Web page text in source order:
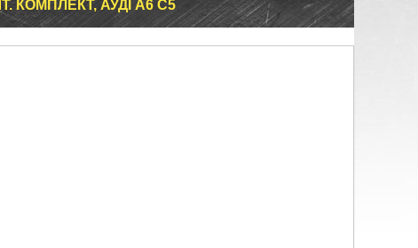
КОМПЛЕКТ, АУДІ А6 С5